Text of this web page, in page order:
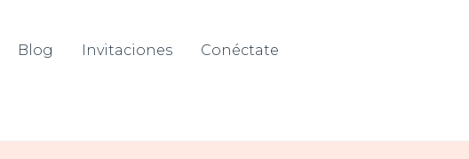
Blog Invitaciones Conéctate